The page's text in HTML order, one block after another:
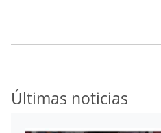
Últimas noticias